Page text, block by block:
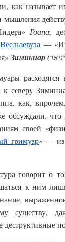
как называет
мышления
Гоапа;
Веельзевула —
Зиминиар (
к северу
как,
что
своей
гримуар» — из
говорит о
к ним
существу,